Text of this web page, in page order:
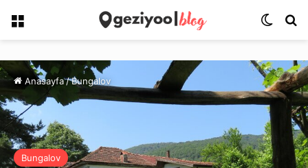
Menü Dış
Anasayfa/Bungalov
Bungalov